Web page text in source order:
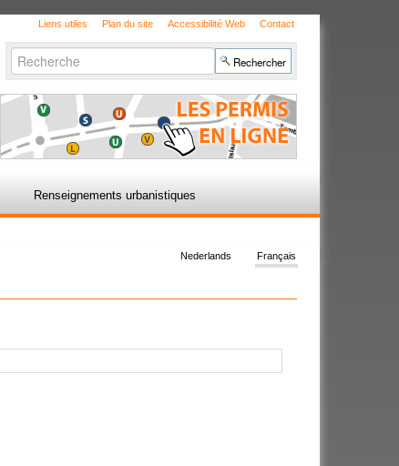
Liens utiles Plan du site Accessibilité Web Contact
Chercher par
avancée…
Renseignements urbanistiques
Français
Nederlands